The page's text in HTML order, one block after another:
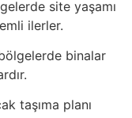
site yaşamı
ilerler.
binalar
taşıma planı